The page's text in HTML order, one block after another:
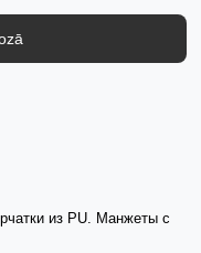
из PU. Манжеты с